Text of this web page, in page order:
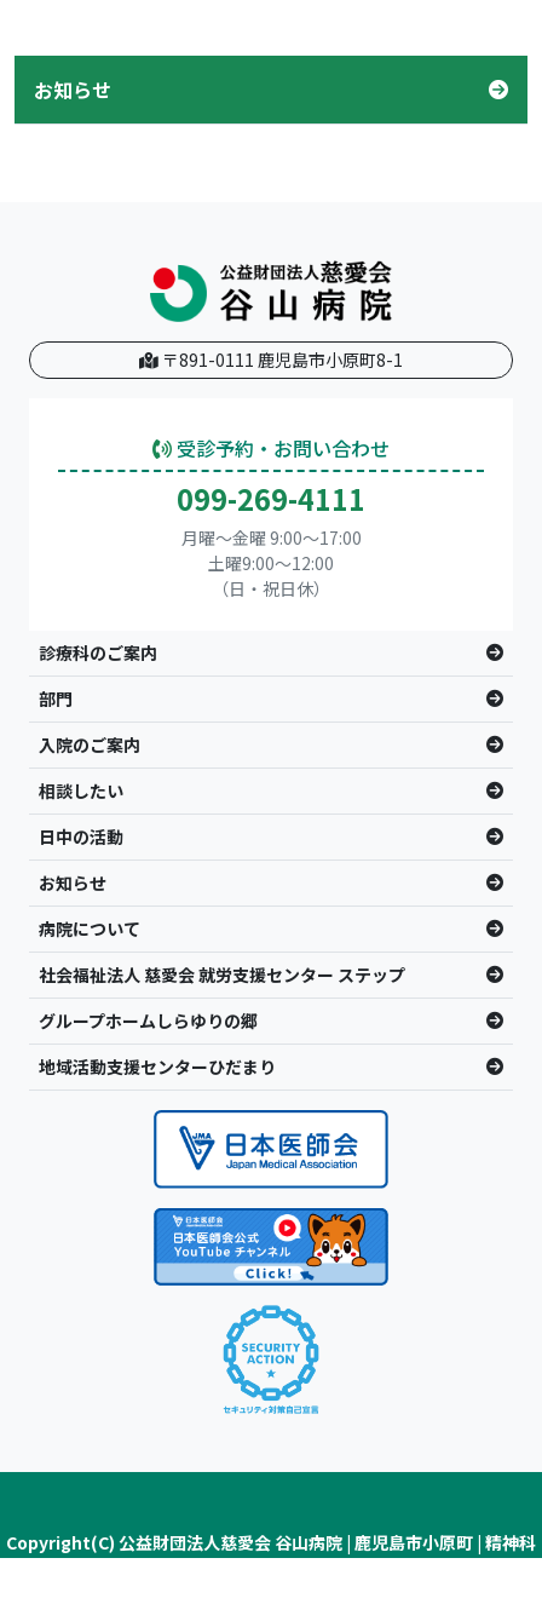
お知らせ
〒891-0111 鹿児島市小原町8-1
受診予約・お問い合わせ
099-269-4111
月曜～金曜 9:00～17:00
土曜9:00〜12:00
（日・祝日休）
診療科のご案内
部門
入院のご案内
相談したい
日中の活動
お知らせ
病院について
社会福祉法人 慈愛会 就労支援センター ステップ
グループホームしらゆりの郷
地域活動支援センターひだまり
Copyright(C) 公益財団法人慈愛会 谷山病院 | 鹿児島市小原町 | 精神科